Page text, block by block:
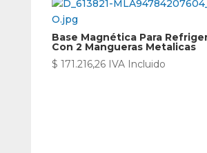
Base Magnética Para
Con 2 Mangueras Metalicas
$ 171.216,26 IVA Incluido